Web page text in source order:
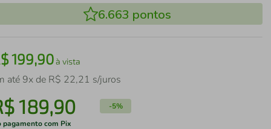
6.663 pontos
199,90à vista
até 9x de R$ 22,21 s/juros
189,90 -5%
pagamento com Pix